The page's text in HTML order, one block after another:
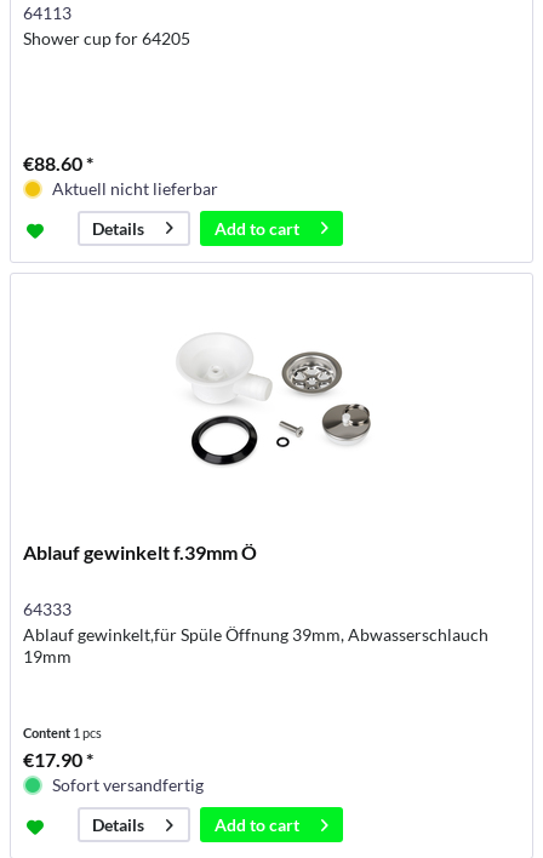
64113
Shower cup for 64205
€88.60 *
Aktuell nicht lieferbar
Details
Add tocart
Ablauf gewinkelt f.39mm Ö
64333
Ablauf gewinkelt,für Spüle Öffnung 39mm, Abwasserschlauch
19mm
Content 1 pcs
€17.90 *
Sofort versandfertig
Details
Add tocart